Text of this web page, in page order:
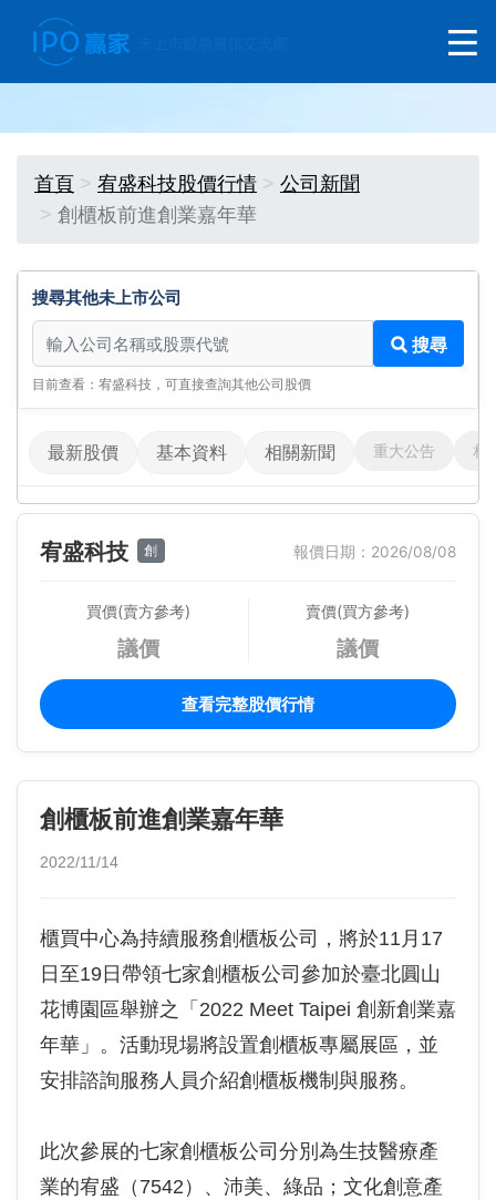
首頁 宥盛科技股價行情
公司新聞
創櫃板前進創業嘉年華
搜尋其他未上市公司
搜尋其他未上市公司
搜尋
目前查看：宥盛科技，可直接查詢其他公司股價
最新股價 基本資料 相關新聞 重大公告 相
宥盛科技 創 報價日期：2026/08/08
買價(賣方參考)
議價
賣價(買方參考)
議價
查看完整股價行情
創櫃板前進創業嘉年華
2022/11/14
櫃買中心為持續服務創櫃板公司，將於11月17
日至19日帶領七家創櫃板公司參加於臺北圓山
花博園區舉辦之「2022 Meet Taipei 創新創業嘉
年華」。活動現場將設置創櫃板專屬展區，並
安排諮詢服務人員介紹創櫃板機制與服務。
此次參展的七家創櫃板公司分別為生技醫療產
業的宥盛（7542）、沛美、綠品；文化創意產